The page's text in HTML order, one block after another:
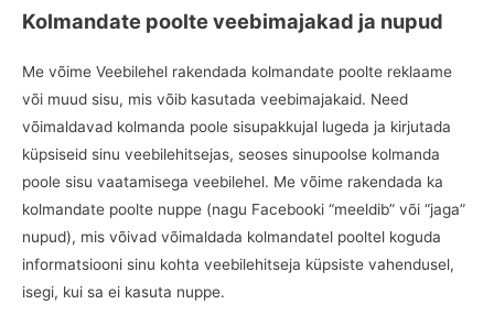
Kolmandate poolte veebimajakad ja nupud
Me võime Veebilehel rakendada kolmandate poolte reklaame
või muud sisu, mis võib kasutada veebimajakaid. Need
võimaldavad kolmanda poole sisupakkujal lugeda ja kirjutada
küpsiseid sinu veebilehitsejas, seoses sinupoolse kolmanda
poole sisu vaatamisega veebilehel. Me võime rakendada ka
kolmandate poolte nuppe (nagu Facebooki “meeldib” või “jaga”
nupud), mis võivad võimaldada kolmandatel pooltel koguda
informatsiooni sinu kohta veebilehitseja küpsiste vahendusel,
isegi, kui sa ei kasuta nuppe.